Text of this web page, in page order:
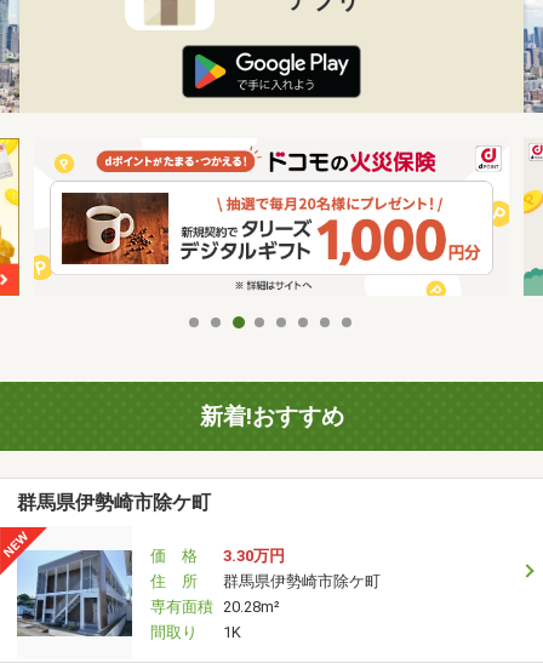
新着!おすすめ
群馬県伊勢崎市除ケ町
価 格
3.30万円
住 所
群馬県伊勢崎市除ケ町
専有面積 20.28m²
間取り
1K